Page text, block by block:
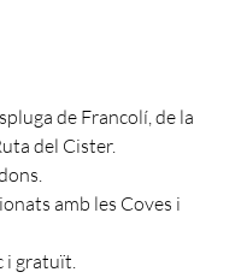
de Francolí, de la
del Cister.
amb les Coves i
i gratuït.